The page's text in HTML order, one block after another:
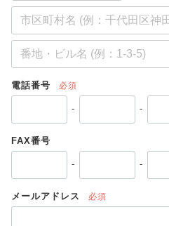
電話番号 必須
- -
FAX番号
- -
メールアドレス 必須